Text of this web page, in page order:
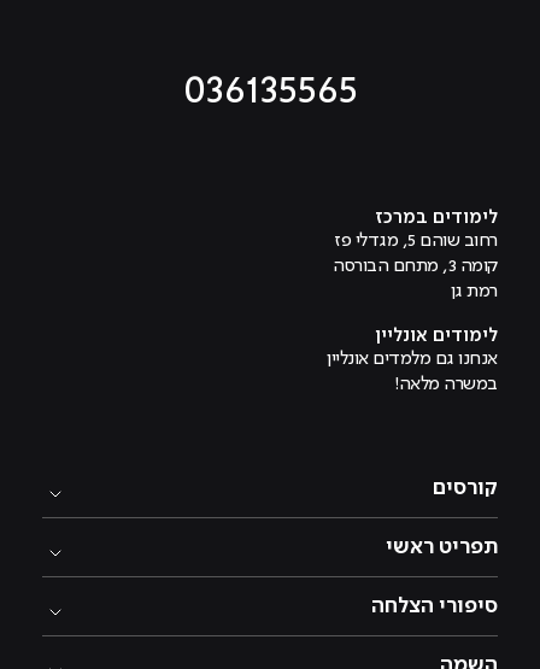
036135565
לימודים במרכז
רחוב שוהם 5, מגדלי פז
קומה 3, מתחם הבורסה
רמת גן
לימודים אונליין
אנחנו גם מלמדים אונליין
במשרה מלאה!
קורסים
תפריט ראשי
סיפורי הצלחה